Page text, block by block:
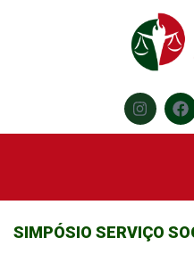
SIMPÓSIO SERVIÇO